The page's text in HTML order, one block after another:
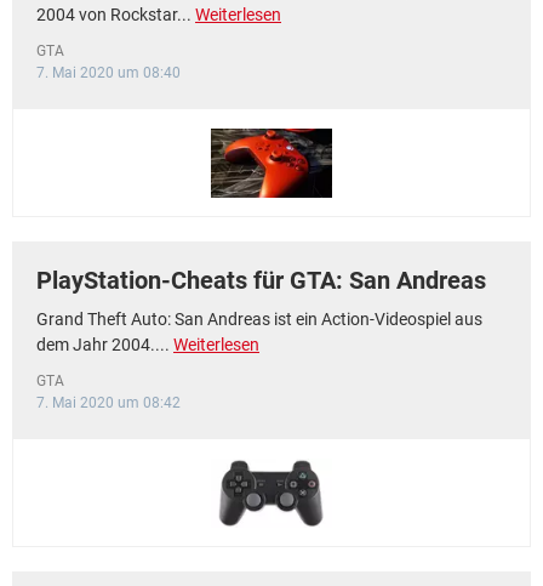
2004 von Rockstar... Weiterlesen
GTA
7. Mai 2020 um 08:40
PlayStation-Cheats für GTA: San Andreas
Grand Theft Auto: San Andreas ist ein Action-Videospiel aus
dem Jahr 2004.... Weiterlesen
GTA
7. Mai 2020 um 08:42